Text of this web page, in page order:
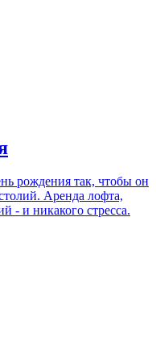
рождения так, чтобы он
Аренда лофта,
- и никакого стресса.